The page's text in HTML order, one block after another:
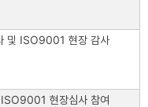
및 ISO9001 현장 감사
ISO9001 현장심사 참여